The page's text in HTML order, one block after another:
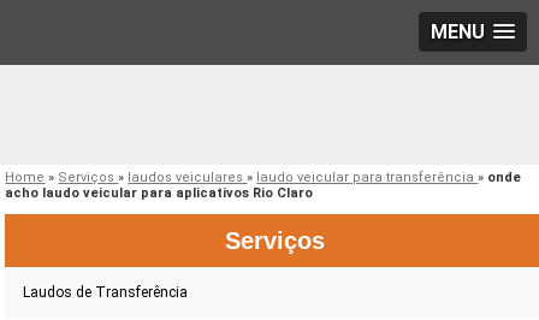
MENU
Home » Serviços» laudos veiculares» laudo veicular para transferência» onde
acho laudo veicular para aplicativos Rio Claro
Serviços
Laudos de Transferência